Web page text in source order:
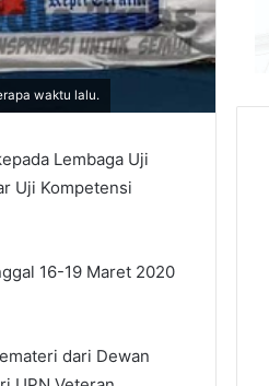
waktu lalu.
Lembaga Uji
Uji Kompetensi
16-19 Maret 2020
dari Dewan